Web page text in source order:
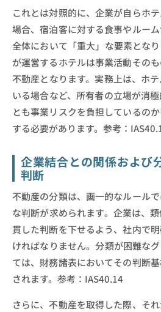
これとは対照的に、企業が自らホ
場合、宿泊客に対する食事やルー
全体において「重大」な要素とな
が運営するホテルは事業活動その
不動産となります。実務上は、ホ
いる場合など、所有者の立場が消
とも事業リスクを負担しているの
する必要があります。参考：
企業結合との関係および
判断
不動産の分類は、画一的なルール
な判断が求められます。企業は、
貫した判断を下せるよう、社内で
ければなりません。分類が困難な
ては、財務諸表においてその判断
されます。参考：IAS40.14
さらに、不動産を取得した際、そ